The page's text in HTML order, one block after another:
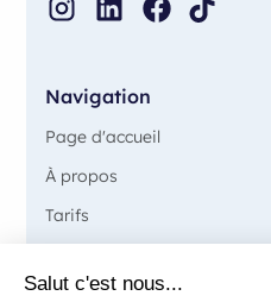
Navigation
Page d'accueil
À propos
Tarifs
Nous rejoindre